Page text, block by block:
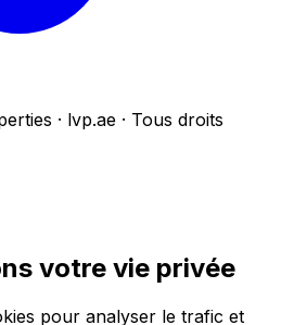
· lvp.ae · Tous droits
votre vie privée
pour analyser le trafic et